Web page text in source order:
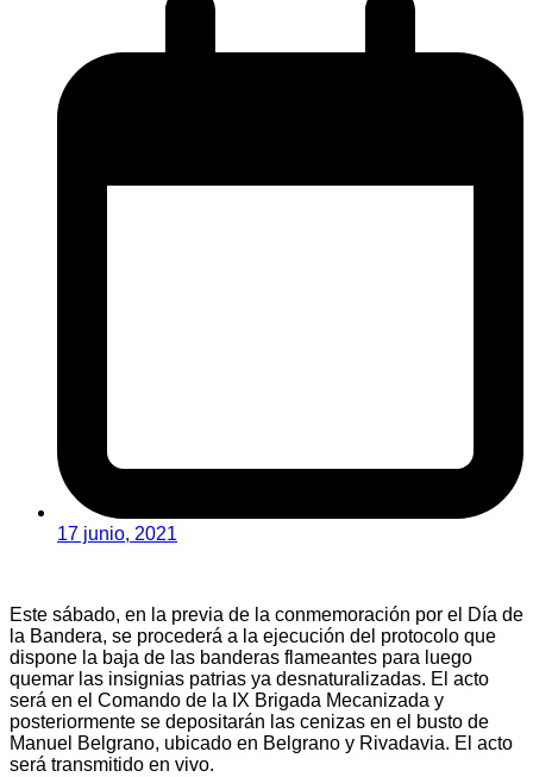
17 junio, 2021
Este sábado, en la previa de la conmemoración por el Día de
la Bandera, se procederá a la ejecución del protocolo que
dispone la baja de las banderas flameantes para luego
quemar las insignias patrias ya desnaturalizadas. El acto
será en el Comando de la IX Brigada Mecanizada y
posteriormente se depositarán las cenizas en el busto de
Manuel Belgrano, ubicado en Belgrano y Rivadavia. El acto
será transmitido en vivo.